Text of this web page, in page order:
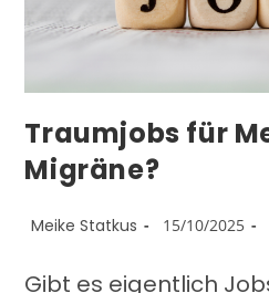
Traumjobs für
Migräne?
Meike Statkus 15/10/2025
Gibt es eigentlich